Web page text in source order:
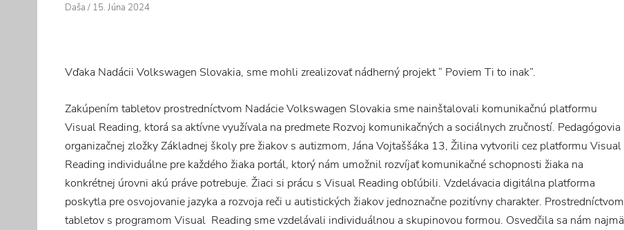
Author
Daša / Posted
15. Júna 2024
Vďaka Nadácii Volkswagen Slovakia, sme mohli zrealizovať nádherný projekt “ Poviem Ti to inak”.
Zakúpením tabletov prostredníctvom Nadácie Volkswagen Slovakia sme nainštalovali komunikačnú platformu
Visual Reading, ktorá sa aktívne využívala na predmete Rozvoj komunikačných a sociálnych zručností. Pedagógovia
organizačnej zložky Základnej školy pre žiakov s autizmom, Jána Vojtaššáka 13, Žilina vytvorili cez platformu Visual
Reading individuálne pre každého žiaka portál, ktorý nám umožnil rozvíjať komunikačné schopnosti žiaka na
konkrétnej úrovni akú práve potrebuje. Žiaci si prácu s Visual Reading obľúbili. Vzdelávacia digitálna platforma
poskytla pre osvojovanie jazyka a rozvoja reči u autistických žiakov jednoznačne pozitívny charakter. Prostredníctvom
tabletov s programom Visual Reading sme vzdelávali individuálnou a skupinovou formou. Osvedčila sa nám najmä